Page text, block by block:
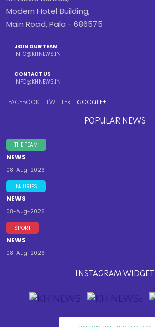
Modern Hotel Building,
Main Road, Pala - 686575
JOIN OUR TEAM
INFO@KHNEWS.IN
CONTACT US
INFO@KHNEWS.IN
FACEBOOK TWITTER GOOGLE+
POPULAR NEWS
THE TEAM
NEWS
08-Aug-2026
INJURIES
NEWS
08-Aug-2026
SPORT
NEWS
08-Aug-2026
INSTAGRAM WIDGET